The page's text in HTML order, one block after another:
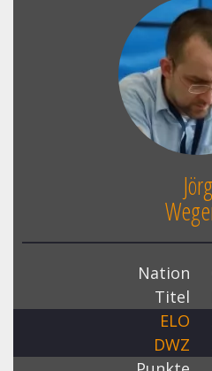
Jörg
Nation
Titel
ELO
DWZ